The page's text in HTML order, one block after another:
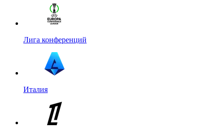
Лига конференций
Италия